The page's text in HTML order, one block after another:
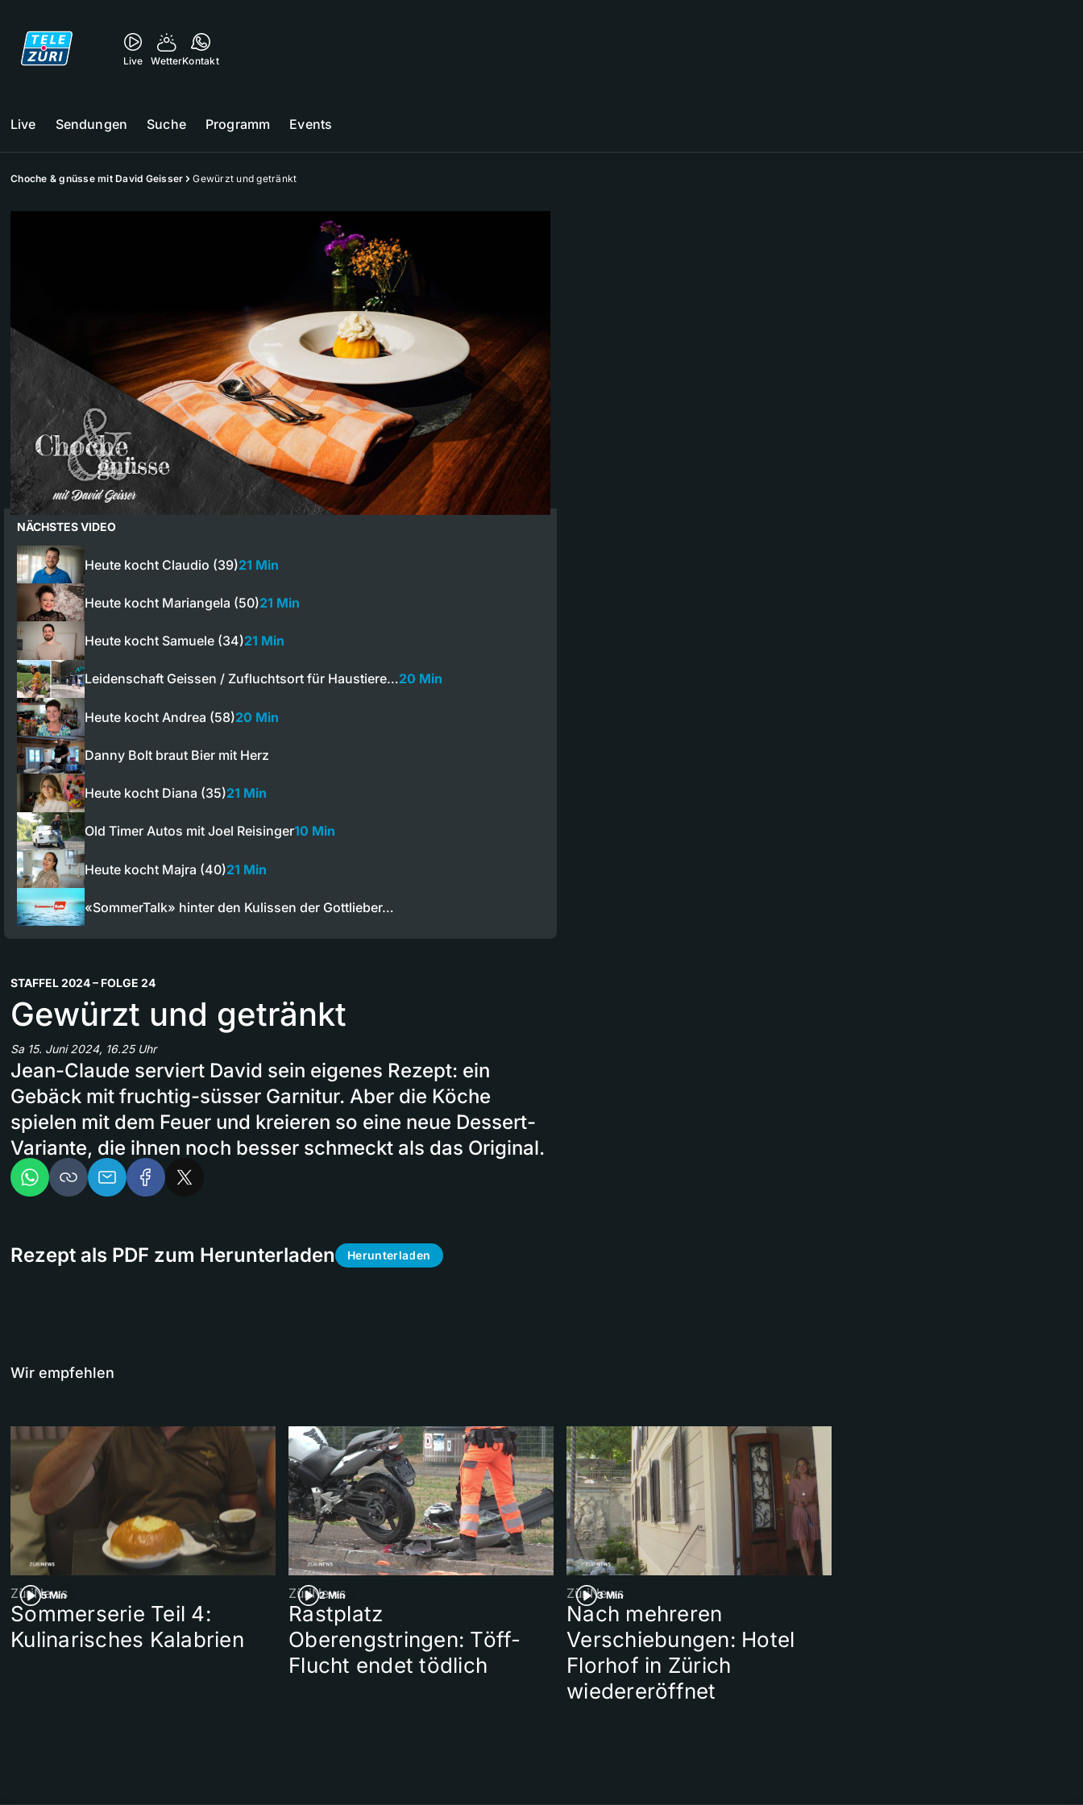
Live WetterKontakt
Live Sendungen Suche Programm Events
Choche & gnüsse mit David Geisser Gewürzt und getränkt
NÄCHSTES VIDEO
Heute kocht Claudio (39)21 Min
Heute kocht Mariangela (50)21 Min
Heute kocht Samuele (34)21 Min
Leidenschaft Geissen / Zufluchtsort für Haustiere…20 Min
Heute kocht Andrea (58)20 Min
Danny Bolt braut Bier mit Herz
Heute kocht Diana (35)21 Min
Old Timer Autos mit Joel Reisinger10 Min
Heute kocht Majra (40)21 Min
«SommerTalk» hinter den Kulissen der Gottlieber…
STAFFEL 2024 – FOLGE 24
Gewürzt und getränkt
Sa 15. Juni 2024, 16.25 Uhr
Jean-Claude serviert David sein eigenes Rezept: ein
Gebäck mit fruchtig-süsser Garnitur. Aber die Köche
spielen mit dem Feuer und kreieren so eine neue Dessert-
Variante, die ihnen noch besser schmeckt als das Original.
Rezept als PDF zum Herunterladen Herunterladen
Wir empfehlen
5 Min
ZüriNews
Sommerserie Teil 4:
Kulinarisches Kalabrien
2 Min
ZüriNews
Rastplatz
Oberengstringen: Töff-
Flucht endet tödlich
3 Min
ZüriNews
Nach mehreren
Verschiebungen: Hotel
Florhof in Zürich
wiedereröffnet